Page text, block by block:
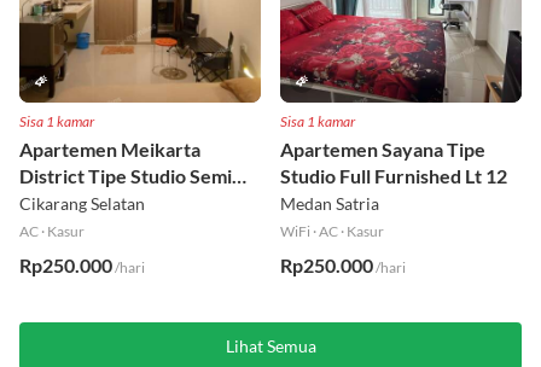
Sisa 1 kamar
Apartemen Meikarta
District Tipe Studio Semi
Furnished Lt 1
Cikarang Selatan
AC · Kasur
Rp250.000/hari
Sisa 1 kamar
Apartemen Sayana Tipe
Studio Full Furnished Lt 12
Medan Satria
WiFi ·AC · Kasur
Rp250.000/hari
Lihat Semua